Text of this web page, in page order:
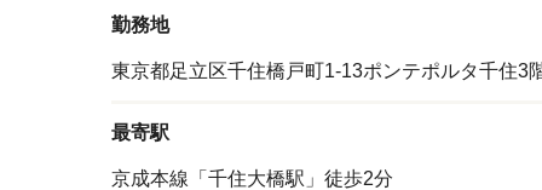
勤務地
東京都足立区千住橋戸町1-13ポンテポルタ千住3
最寄駅
京成本線「千住大橋駅」徒歩2分